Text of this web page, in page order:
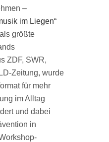
–
im Liegen“
größte
ZDF, SWR,
Zeitung, wurde
für mehr
im Alltag
und dabei
in